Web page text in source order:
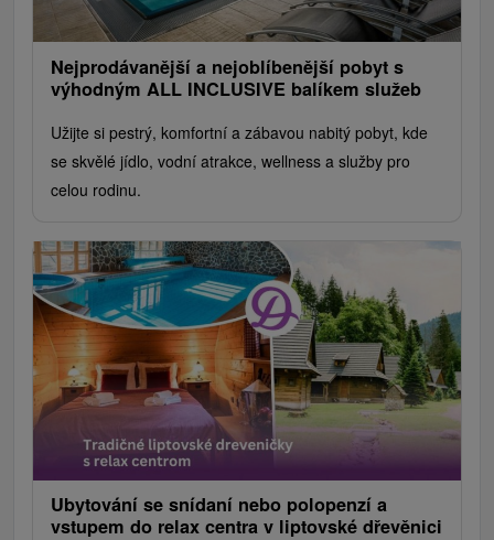
Nejprodávanější a nejoblíbenější pobyt s
výhodným ALL INCLUSIVE balíkem služeb
Užijte si pestrý, komfortní a zábavou nabitý pobyt, kde
se skvělé jídlo, vodní atrakce, wellness a služby pro
celou rodinu.
Ubytování se snídaní nebo polopenzí a
vstupem do relax centra v liptovské dřevěnici